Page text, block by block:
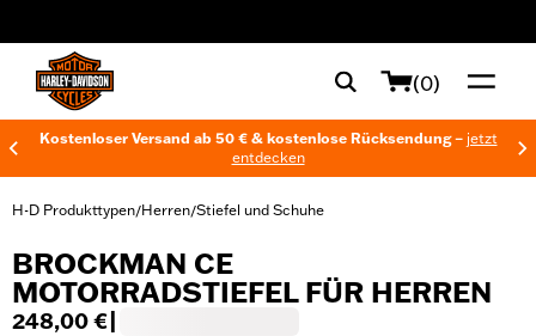
(0)
Kostenloser Versand ab 50 € & kostenlose Rücksendung – jetzt
entdecken
H-D Produkttypen/Herren/Stiefel und Schuhe
BROCKMAN CE
MOTORRADSTIEFEL FÜR HERREN
248,00 €